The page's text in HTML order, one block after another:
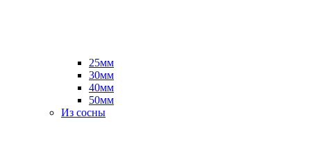
25мм
30мм
40мм
50мм
Из сосны